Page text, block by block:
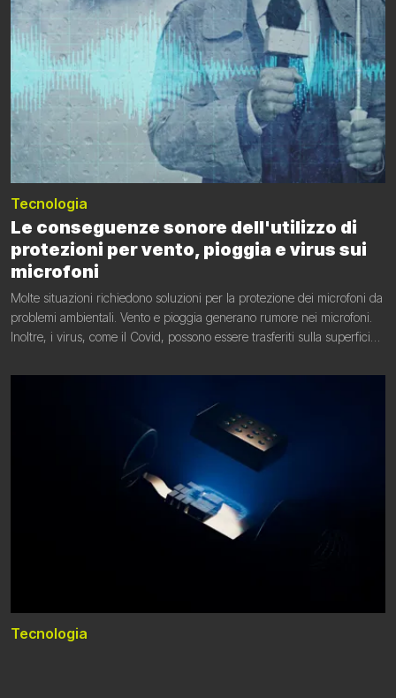
Tecnologia
Le conseguenze sonore dell'utilizzo di
protezioni per vento, pioggia e virus sui
microfoni
Molte situazioni richiedono soluzioni per la protezione dei microfoni da
problemi ambientali. Vento e pioggia generano rumore nei microfoni.
Inoltre, i virus, come il Covid, possono essere trasferiti sulla superficie
ma è necessario comprendere in che modo queste soluzioni
Tecnologia